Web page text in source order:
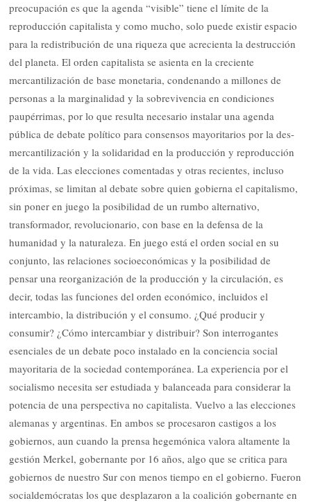
preocupación es que la agenda “visible” tiene el límite de la
reproducción capitalista y como mucho, solo puede existir espacio
para la redistribución de una riqueza que acrecienta la destrucción
del planeta. El orden capitalista se asienta en la creciente
mercantilización de base monetaria, condenando a millones de
personas a la marginalidad y la sobrevivencia en condiciones
paupérrimas, por lo que resulta necesario instalar una agenda
pública de debate político para consensos mayoritarios por la des-
mercantilización y la solidaridad en la producción y reproducción
de la vida. Las elecciones comentadas y otras recientes, incluso
próximas, se limitan al debate sobre quien gobierna el capitalismo,
sin poner en juego la posibilidad de un rumbo alternativo,
transformador, revolucionario, con base en la defensa de la
humanidad y la naturaleza. En juego está el orden social en su
conjunto, las relaciones socioeconómicas y la posibilidad de
pensar una reorganización de la producción y la circulación, es
decir, todas las funciones del orden económico, incluidos el
intercambio, la distribución y el consumo. ¿Qué producir y
consumir? ¿Cómo intercambiar y distribuir? Son interrogantes
esenciales de un debate poco instalado en la conciencia social
mayoritaria de la sociedad contemporánea. La experiencia por el
socialismo necesita ser estudiada y balanceada para considerar la
potencia de una perspectiva no capitalista. Vuelvo a las elecciones
alemanas y argentinas. En ambos se procesaron castigos a los
gobiernos, aun cuando la prensa hegemónica valora altamente la
gestión Merkel, gobernante por 16 años, algo que se critica para
gobiernos de nuestro Sur con menos tiempo en el gobierno. Fueron
socialdemócratas los que desplazaron a la coalición gobernante en